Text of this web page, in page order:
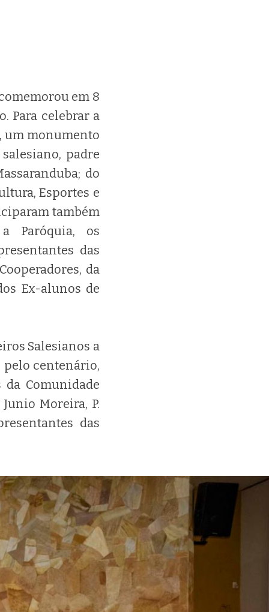
comemorou em 8
Para celebrar a
um monumento
padre
do
Esportes e
também
Paróquia, os
das
da
Ex-alunos de
Salesianos a
pelo centenário,
Comunidade
Moreira, P.
das